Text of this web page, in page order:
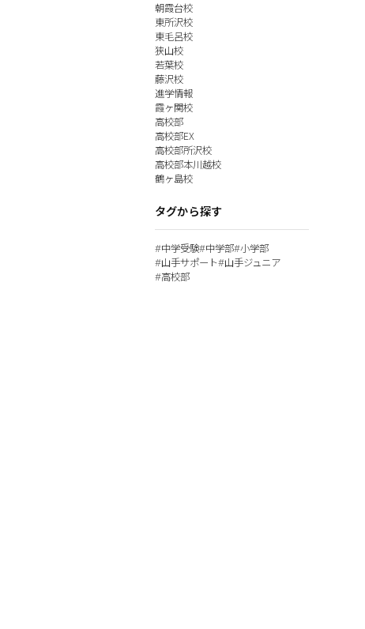
朝霞台校
東所沢校
東毛呂校
狭山校
若葉校
藤沢校
進学情報
霞ヶ関校
高校部
高校部EX
高校部所沢校
高校部本川越校
鶴ヶ島校
タグから探す
#中学受験#中学部#小学部
#山手サポート#山手ジュニア
#高校部